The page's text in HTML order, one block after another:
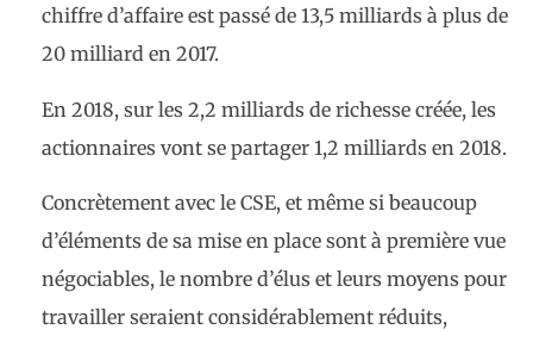
chiffre d’affaire est passé de 13,5 milliards à plus de
20 milliard en 2017.
En 2018, sur les 2,2 milliards de richesse créée, les
actionnaires vont se partager 1,2 milliards en 2018.
Concrètement avec le CSE, et même si beaucoup
d’éléments de sa mise en place sont à première vue
négociables, le nombre d’élus et leurs moyens pour
travailler seraient considérablement réduits,